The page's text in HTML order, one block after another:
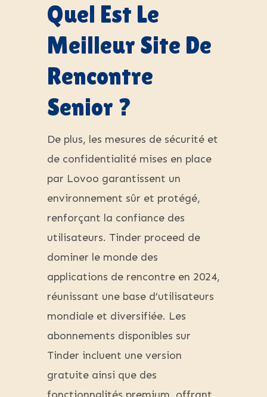
Quel Est Le
Meilleur Site De
Rencontre
Senior ?
De plus, les mesures de sécurité et
de confidentialité mises en place
par Lovoo garantissent un
environnement sûr et protégé,
renforçant la confiance des
utilisateurs. Tinder proceed de
dominer le monde des
applications de rencontre en 2024,
réunissant une base d’utilisateurs
mondiale et diversifiée. Les
abonnements disponibles sur
Tinder incluent une version
gratuite ainsi que des